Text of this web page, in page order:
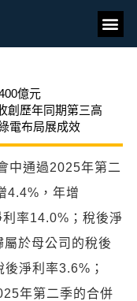
億元
創歷年同期第三高
電布局展成效
中通過2025年第二
4.4%，年增
率14.0%；稅後淨
屬於母公司的稅後
淨利率3.6%；
年第二季的合併